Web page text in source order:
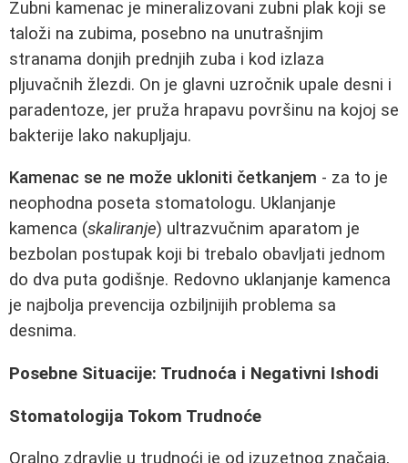
Zubni kamenac je mineralizovani zubni plak koji se
taloži na zubima, posebno na unutrašnjim
stranama donjih prednjih zuba i kod izlaza
pljuvačnih žlezdi. On je glavni uzročnik upale desni i
paradentoze, jer pruža hrapavu površinu na kojoj se
bakterije lako nakupljaju.
Kamenac se ne može ukloniti četkanjem - za to je
neophodna poseta stomatologu. Uklanjanje
kamenca (skaliranje) ultrazvučnim aparatom je
bezbolan postupak koji bi trebalo obavljati jednom
do dva puta godišnje. Redovno uklanjanje kamenca
je najbolja prevencija ozbiljnijih problema sa
desnima.
Posebne Situacije: Trudnoća i Negativni Ishodi
Stomatologija Tokom Trudnoće
Oralno zdravlje u trudnoći je od izuzetnog značaja,